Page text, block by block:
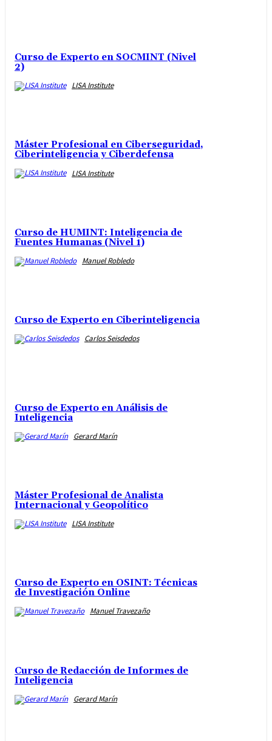
Curso de Experto en SOCMINT (Nivel
2)
LISA Institute
Máster Profesional en Ciberseguridad,
Ciberinteligencia y Ciberdefensa
LISA Institute
Curso de HUMINT: Inteligencia de
Fuentes Humanas (Nivel 1)
Manuel Robledo
Curso de Experto en Ciberinteligencia
Carlos Seisdedos
Curso de Experto en Análisis de
Inteligencia
Gerard Marín
Máster Profesional de Analista
Internacional y Geopolítico
LISA Institute
Curso de Experto en OSINT: Técnicas
de Investigación Online
Manuel Travezaño
Curso de Redacción de Informes de
Inteligencia
Gerard Marín